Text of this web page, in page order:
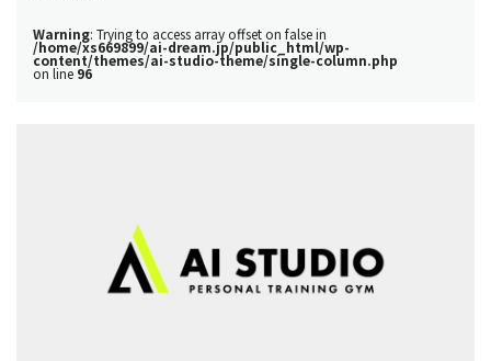
Warning: Trying to access array offset on false in
/home/xs669899/ai-dream.jp/public_html/wp-
content/themes/ai-studio-theme/single-column.php
on line 96